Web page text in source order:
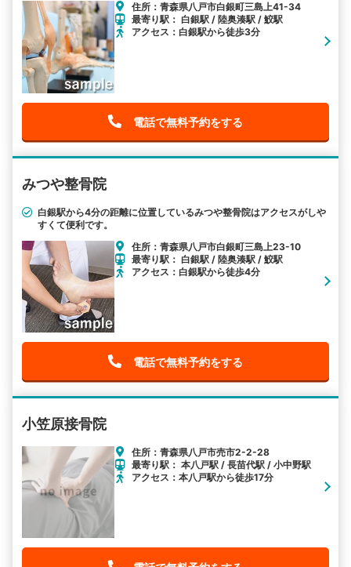
住所：青森県八戸市白銀町三島上41-34
最寄り駅： 白銀駅 / 陸奥湊駅 / 鮫駅
アクセス：白銀駅から徒歩3分
電話で無料予約をする
みつや整骨院
白銀駅から4分の距離に位置しているみつや整骨院はアクセスがしや
すくて便利です。
住所：青森県八戸市白銀町三島上23-10
最寄り駅： 白銀駅 / 陸奥湊駅 / 鮫駅
アクセス：白銀駅から徒歩4分
電話で無料予約をする
小笠原接骨院
住所：青森県八戸市売市2-2-28
最寄り駅： 本八戸駅 / 長苗代駅 / 小中野駅
アクセス：本八戸駅から徒歩17分